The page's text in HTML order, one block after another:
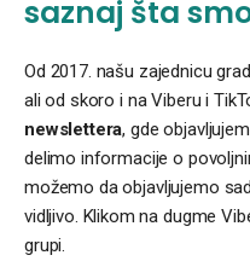
saznaj šta
Od 2017. našu zajednicu
ali od skoro i na Viberu i
newslettera, gde
delimo informacije o
možemo da objavljujemo
vidljivo. Klikom na dugme
grupi.